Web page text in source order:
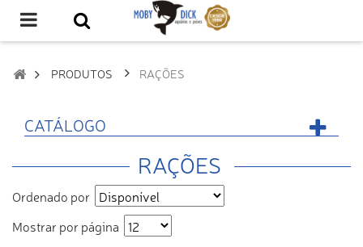
PRODUTOS RAÇÕES
CATÁLOGO
RAÇÕES
Ordenado por
Mostrar por página